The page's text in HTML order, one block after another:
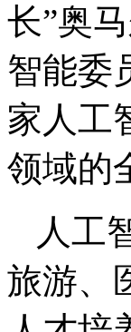
长”奥
智能委
家人工
领域的
人工
旅游、